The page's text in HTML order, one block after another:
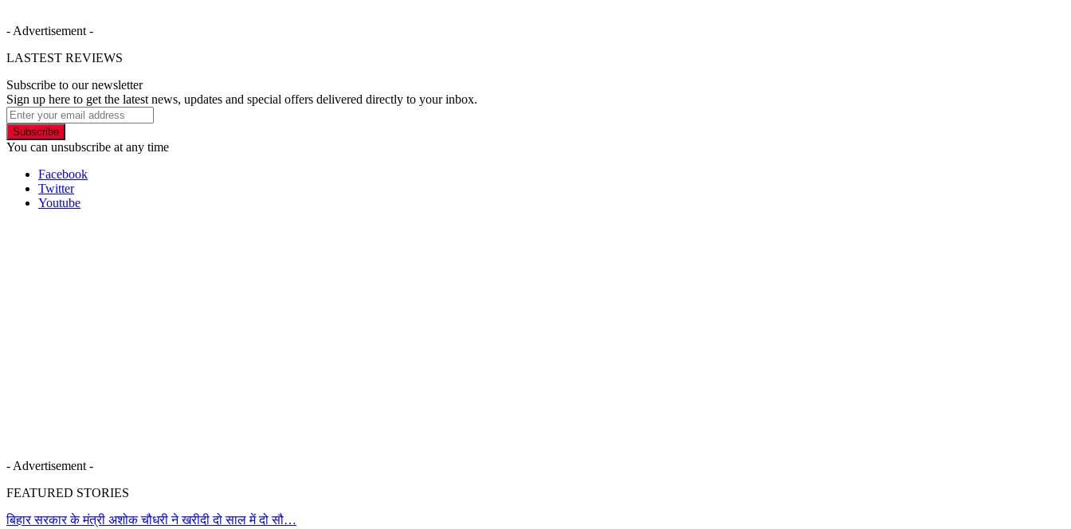
- Advertisement -
LASTEST REVIEWS
Subscribe to our newsletter
Sign up here to get the latest news, updates and special offers delivered directly to your inbox.
Subscribe
You can unsubscribe at any time
Facebook
Twitter
Youtube
- Advertisement -
FEATURED STORIES
बिहार सरकार के मंत्री अशोक चौधरी ने खरीदी दो साल में दो सौ…